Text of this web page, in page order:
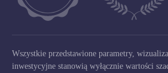
Wszystkie przedstawione parametry,
inwestycyjne stanowią wyłącznie wartości